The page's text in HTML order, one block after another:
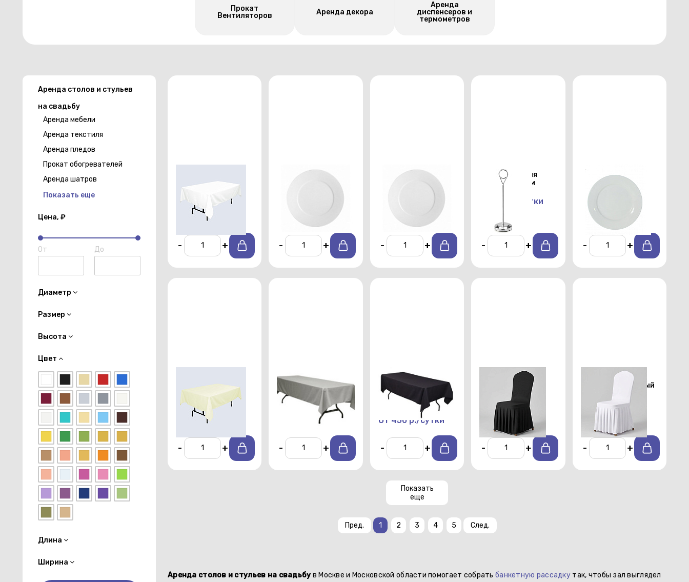
Прокат
Вентиляторов
Аренда декора
Аренда
диспенсеров и
термометров
Аренда столов и стульев
на свадьбу
Аренда мебели
Аренда текстиля
Аренда пледов
Прокат обогревателей
Аренда шатров
Показать еще
Цена, ₽
От До
Диаметр
Размер
Высота
Цвет
Длина
Ширина
прямоугольная
1,5х2,5 м белого
цвета профи
От 450 р./сутки
- +
Тарелка
подстановочная
Shoenwald 32см
От 170 р./сутки
- +
Тарелка закусочная
От 140 р./сутки
- +
Держатель для
номерков 25см
От 100 р./сутки
- +
Тарелка для
закусок Chan Wave
225 мм
От 25 р./сутки
- +
прямоугольная
1,5х2,5 м бежевого
цвета профи
От 450 р./сутки
- +
Скатерть
прямоугольная
1,5х2,5 м серого
цвета профи
От 450 р./сутки
- +
Скатерть
прямоугольная
1,5х2,5 м черного
цвета профи
От 450 р./сутки
- +
Стрейч чехол на
стул с юбкой
От 150 р./сутки
- +
Стрейч чехол на
стул с юбкой белый
От 150 р./сутки
- +
Показать
еще
Пред. 1 2 3 4 5 След.
Аренда столов и стульев на свадьбу в Москве и Московской области помогает собрать банкетную рассадку так, чтобы зал выглядел